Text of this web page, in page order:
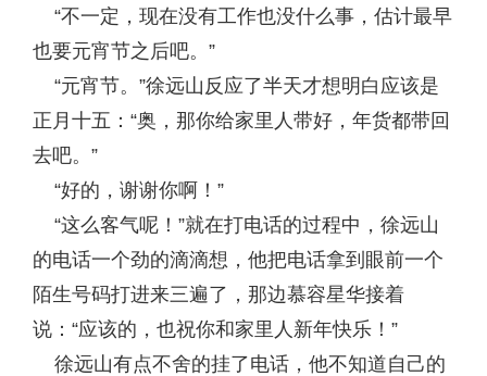
“不一定，现在没有工作也没什么事，估计最早
也要元宵节之后吧。”
“元宵节。”徐远山反应了半天才想明白应该是
正月十五：“奥，那你给家里人带好，年货都带回
去吧。”
“好的，谢谢你啊！”
“这么客气呢！”就在打电话的过程中，徐远山
的电话一个劲的滴滴想，他把电话拿到眼前一个
陌生号码打进来三遍了，那边慕容星华接着
说：“应该的，也祝你和家里人新年快乐！”
徐远山有点不舍的挂了电话，他不知道自己的